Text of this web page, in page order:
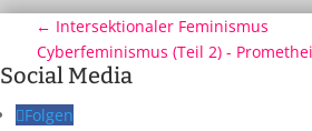
← Intersektionaler Feminismus
Cyberfeminismus (Teil 2) -
Social Media
Folgen